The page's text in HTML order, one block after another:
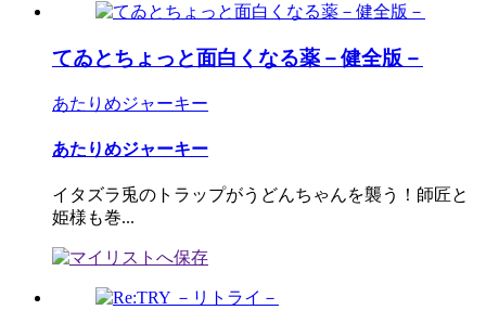
てゐとちょっと面白くなる薬－健全版－
あたりめジャーキー
あたりめジャーキー
イタズラ兎のトラップがうどんちゃんを襲う！師匠と
姫様も巻...